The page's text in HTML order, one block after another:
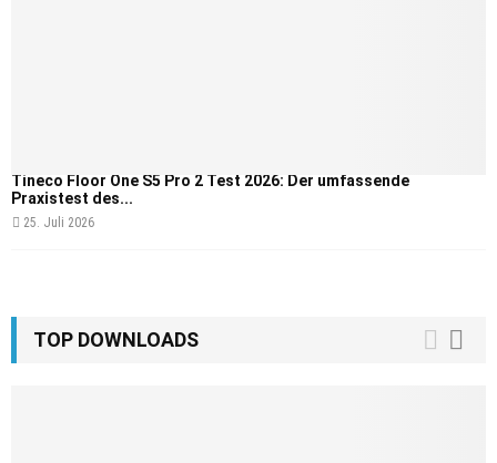
Tineco Floor One S5 Pro 2 Test 2026: Der umfassende
Praxistest des...
25. Juli 2026
TOP DOWNLOADS